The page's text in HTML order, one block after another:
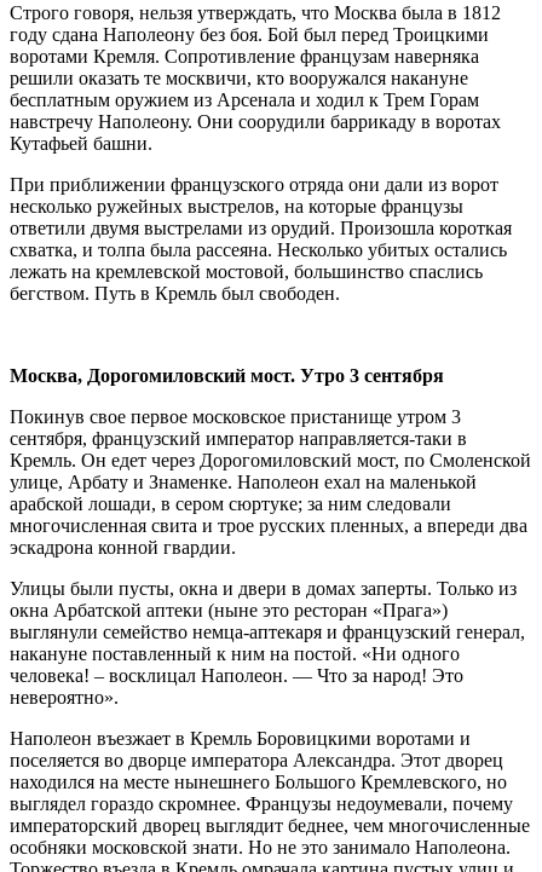
Строго говоря, нельзя утверждать, что Москва была в 1812
году сдана Наполеону без боя. Бой был перед Троицкими
воротами Кремля. Сопротивление французам наверняка
решили оказать те москвичи, кто вооружался накануне
бесплатным оружием из Арсенала и ходил к Трем Горам
навстречу Наполеону. Они соорудили баррикаду в воротах
Кутафьей башни.
При приближении французского отряда они дали из ворот
несколько ружейных выстрелов, на которые французы
ответили двумя выстрелами из орудий. Произошла короткая
схватка, и толпа была рассеяна. Несколько убитых остались
лежать на кремлевской мостовой, большинство спаслись
бегством. Путь в Кремль был свободен.
Москва, Дорогомиловский мост. Утро 3 сентября
Покинув свое первое московское пристанище утром 3
сентября, французский император направляется-таки в
Кремль. Он едет через Дорогомиловский мост, по Смоленской
улице, Арбату и Знаменке. Наполеон ехал на маленькой
арабской лошади, в сером сюртуке; за ним следовали
многочисленная свита и трое русских пленных, а впереди два
эскадрона конной гвардии.
Улицы были пусты, окна и двери в домах заперты. Только из
окна Арбатской аптеки (ныне это ресторан «Прага»)
выглянули семейство немца-аптекаря и французский генерал,
накануне поставленный к ним на постой. «Ни одного
человека! – восклицал Наполеон. — Что за народ! Это
невероятно».
Наполеон въезжает в Кремль Боровицкими воротами и
поселяется во дворце императора Александра. Этот дворец
находился на месте нынешнего Большого Кремлевского, но
выглядел гораздо скромнее. Французы недоумевали, почему
императорский дворец выглядит беднее, чем многочисленные
особняки московской знати. Но не это занимало Наполеона.